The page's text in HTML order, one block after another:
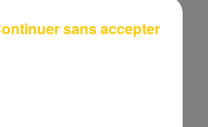
sans accepter